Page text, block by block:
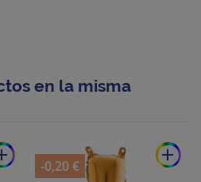
en la misma
add
-0,20 €